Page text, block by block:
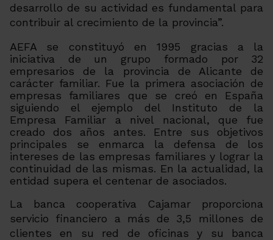
desarrollo de su actividad es fundamental para
contribuir al crecimiento de la provincia”.
AEFA se constituyó en 1995 gracias a la
iniciativa de un grupo formado por 32
empresarios de la provincia de Alicante de
carácter familiar. Fue la primera asociación de
empresas familiares que se creó en España
siguiendo el ejemplo del Instituto de la
Empresa Familiar a nivel nacional, que fue
creado dos años antes. Entre sus objetivos
principales se enmarca la defensa de los
intereses de las empresas familiares y lograr la
continuidad de las mismas. En la actualidad, la
entidad supera el centenar de asociados.
La banca cooperativa Cajamar proporciona
servicio financiero a más de 3,5 millones de
clientes en su red de oficinas y su banca